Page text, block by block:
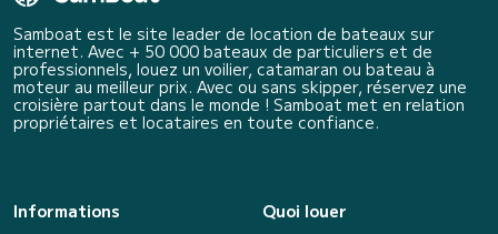
Samboat est le site leader de location de bateaux sur
internet. Avec + 50 000 bateaux de particuliers et de
professionnels, louez un voilier, catamaran ou bateau à
moteur au meilleur prix. Avec ou sans skipper, réservez une
croisière partout dans le monde ! Samboat met en relation
propriétaires et locataires en toute confiance.
Informations
Quoi louer